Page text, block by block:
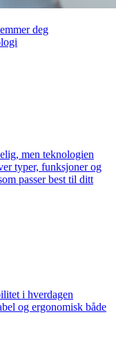
deg
men teknologien
typer, funksjoner og
passer best til ditt
i hverdagen
og ergonomisk både